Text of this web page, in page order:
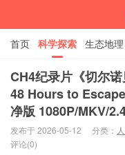
首页 科学探索 生态地理
经典纪录 4K纪录片 精
CH4纪录片《切尔
48 Hours to
净版 1080P/MKV/
发布于 2026-05-12 分类：
评论(0)